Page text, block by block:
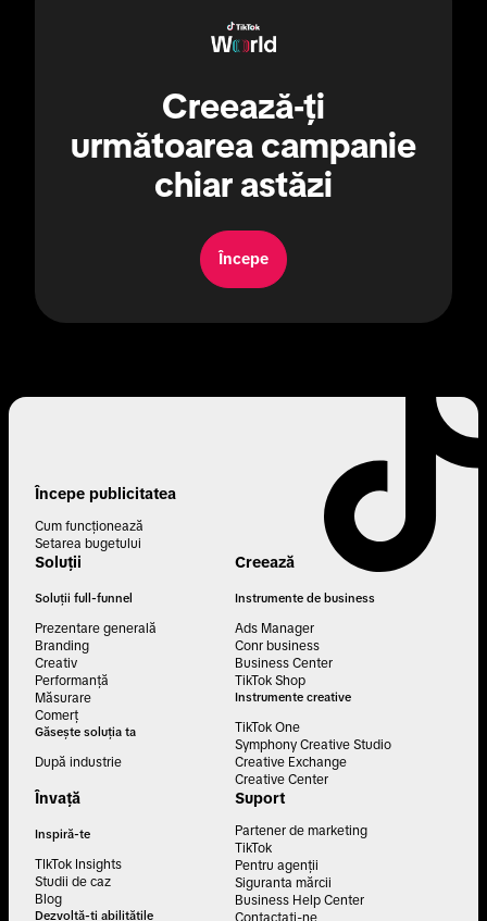
Creează-ți
următoarea campanie
chiar astăzi
Începe
Începe publicitatea
Cum funcționează
Setarea bugetului
Soluții
Soluții full-funnel
Prezentare generală
Branding
Creativ
Performanță
Măsurare
Comerț
Găsește soluția ta
După industrie
Creează
Instrumente de business
Ads Manager
Conr business
Business Center
TikTok Shop
Instrumente creative
TikTok One
Symphony Creative Studio
Creative Exchange
Creative Center
Învață
Inspiră-te
TIkTok Insights
Studii de caz
Blog
Dezvoltă-ți abilitățile
Suport
Partener de marketing
TikTok
Pentru agenții
Siguranta mărcii
Business Help Center
Contactati-ne